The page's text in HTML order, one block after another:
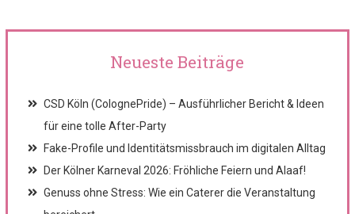
Neueste Beiträge
CSD Köln (ColognePride) – Ausführlicher Bericht & Ideen
für eine tolle After-Party
Fake-Profile und Identitätsmissbrauch im digitalen Alltag
Der Kölner Karneval 2026: Fröhliche Feiern und Alaaf!
Genuss ohne Stress: Wie ein Caterer die Veranstaltung